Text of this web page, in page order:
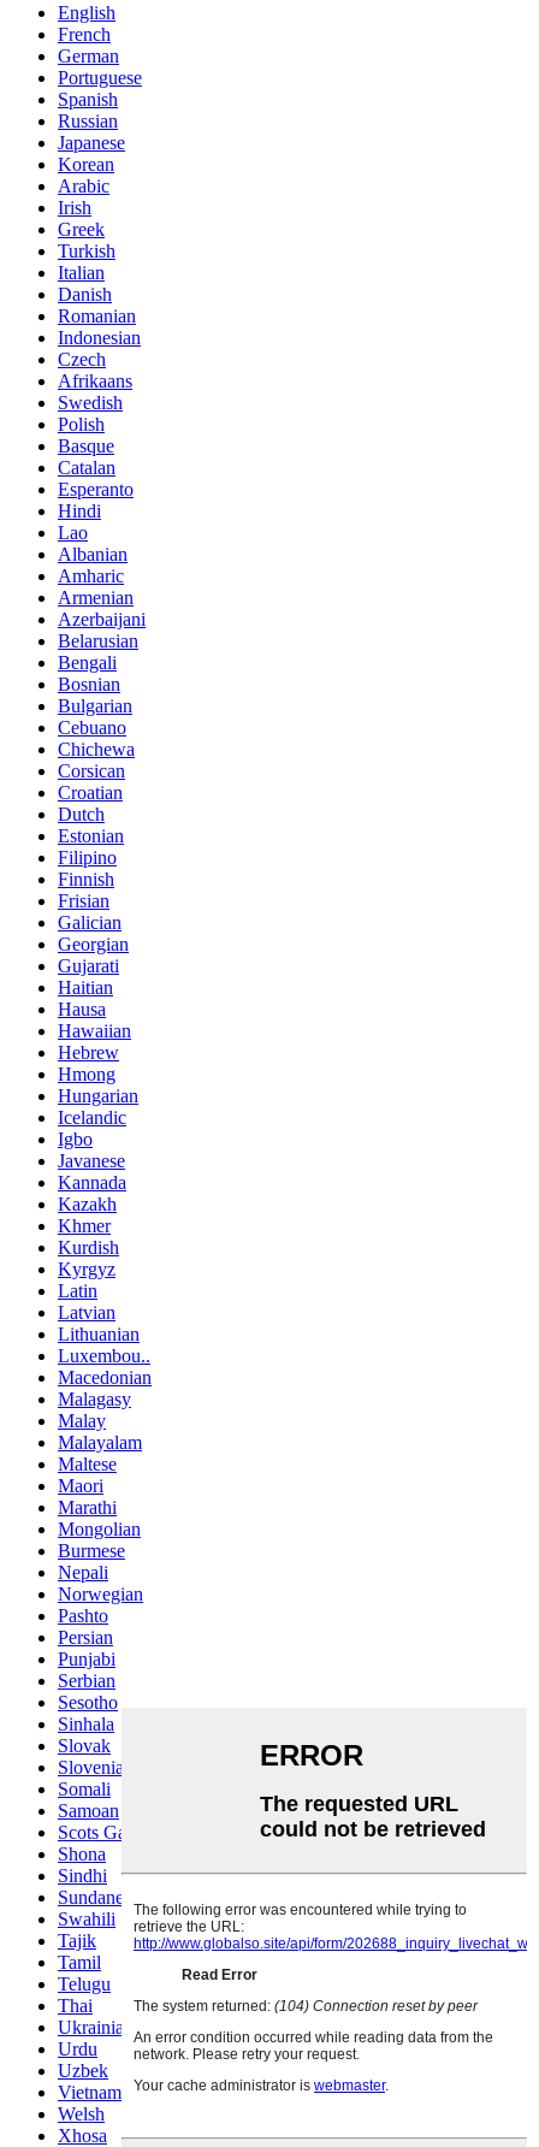
English
French
German
Portuguese
Spanish
Russian
Japanese
Korean
Arabic
Irish
Greek
Turkish
Italian
Danish
Romanian
Indonesian
Czech
Afrikaans
Swedish
Polish
Basque
Catalan
Esperanto
Hindi
Lao
Albanian
Amharic
Armenian
Azerbaijani
Belarusian
Bengali
Bosnian
Bulgarian
Cebuano
Chichewa
Corsican
Croatian
Dutch
Estonian
Filipino
Finnish
Frisian
Galician
Georgian
Gujarati
Haitian
Hausa
Hawaiian
Hebrew
Hmong
Hungarian
Icelandic
Igbo
Javanese
Kannada
Kazakh
Khmer
Kurdish
Kyrgyz
Latin
Latvian
Lithuanian
Luxembou..
Macedonian
Malagasy
Malay
Malayalam
Maltese
Maori
Marathi
Mongolian
Burmese
Nepali
Norwegian
Pashto
Persian
Punjabi
Serbian
Sesotho
Sinhala
Slovak
Slovenian
Somali
Samoan
Scots Gaelic
Shona
Sindhi
Sundanese
Swahili
Tajik
Tamil
Telugu
Thai
Ukrainian
Urdu
Uzbek
Vietnamese
Welsh
Xhosa